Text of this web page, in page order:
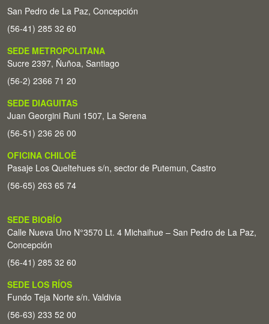
San Pedro de La Paz, Concepción
(56-41) 285 32 60
SEDE METROPOLITANA
Sucre 2397, Ñuñoa, Santiago
(56-2) 2366 71 20
SEDE DIAGUITAS
Juan Georgini Runi 1507, La Serena
(56-51) 236 26 00
OFICINA CHILOÉ
Pasaje Los Queltehues s/n, sector de Putemun, Castro
(56-65) 263 65 74
SEDE BIOBÍO
Calle Nueva Uno N°3570 Lt. 4 Michaihue – San Pedro de La Paz,
Concepción
(56-41) 285 32 60
SEDE LOS RÍOS
Fundo Teja Norte s/n. Valdivia
(56-63) 233 52 00